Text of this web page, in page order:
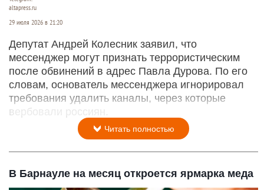
altapress.ru
29 июля 2026 в 21:20
Депутат Андрей Колесник заявил, что
мессенджер могут признать террористическим
после обвинений в адрес Павла Дурова. По его
словам, основатель мессенджера игнорировал
требования удалить каналы, через которые
вербовали россиян.
Читать полностью
В Барнауле на месяц откроется ярмарка меда